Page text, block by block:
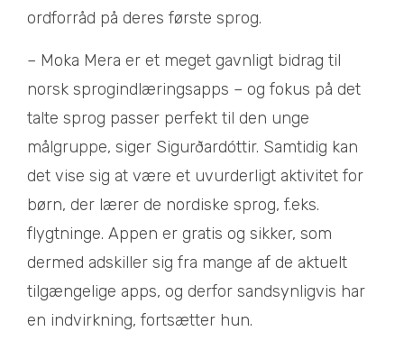
ordforråd på deres første sprog.
– Moka Mera er et meget gavnligt bidrag til
norsk sprogindlæringsapps – og fokus på det
talte sprog passer perfekt til den unge
målgruppe, siger Sigurðardóttir. Samtidig kan
det vise sig at være et uvurderligt aktivitet for
børn, der lærer de nordiske sprog, f.eks.
flygtninge. Appen er gratis og sikker, som
dermed adskiller sig fra mange af de aktuelt
tilgængelige apps, og derfor sandsynligvis har
en indvirkning, fortsætter hun.